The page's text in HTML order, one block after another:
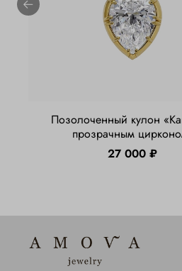
Позолоченный кулон
прозрачным
27 000 ₽